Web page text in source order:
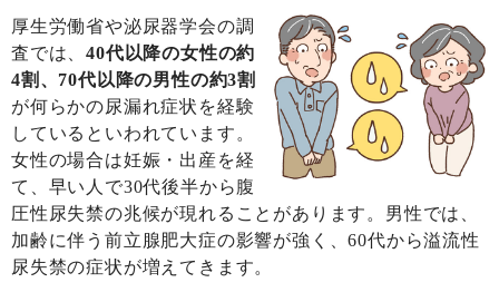
厚生労働省や泌尿器学会の調
査では、40代以降の女性の約
4割、70代以降の男性の約3割
が何らかの尿漏れ症状を経験
しているといわれています。
女性の場合は妊娠・出産を経
て、早い人で30代後半から腹
圧性尿失禁の兆候が現れることがあります。男性では、
加齢に伴う前立腺肥大症の影響が強く、60代から溢流性
尿失禁の症状が増えてきます。